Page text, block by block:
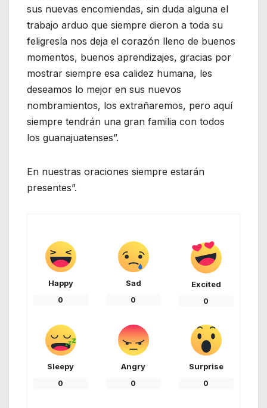
sus nuevas encomiendas, sin duda alguna el
trabajo arduo que siempre dieron a toda su
feligresía nos deja el corazón lleno de buenos
momentos, buenos aprendizajes, gracias por
mostrar siempre esa calidez humana, les
deseamos lo mejor en sus nuevos
nombramientos, los extrañaremos, pero aquí
siempre tendrán una gran familia con todos
los guanajuatenses”.
En nuestras oraciones siempre estarán
presentes”.
Happy
0
Sad
0
Excited
0
Sleepy
0
Angry
0
Surprise
0